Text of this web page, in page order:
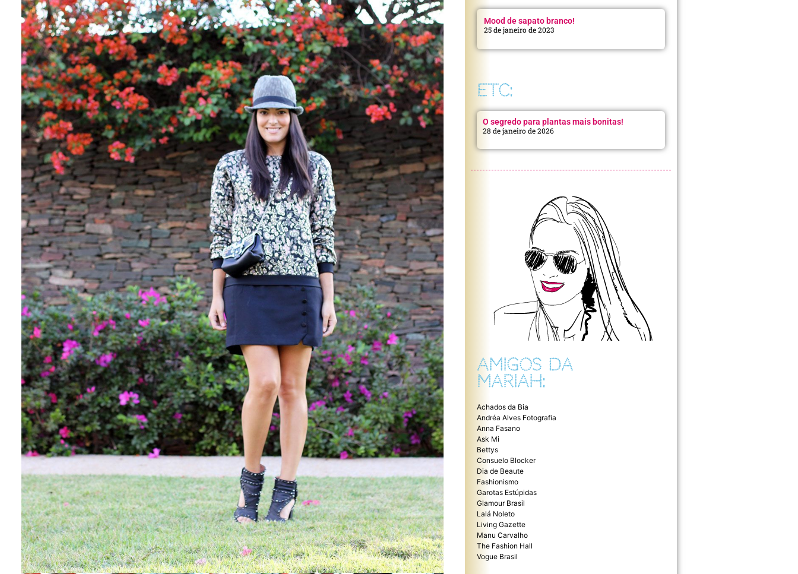
Mood de sapato branco!
25 de janeiro de 2023
ETC:
O segredo para plantas mais bonitas!
28 de janeiro de 2026
AMIGOS DA
MARIAH:
Achados da Bia
Andréa Alves Fotografia
Anna Fasano
Ask Mi
Bettys
Consuelo Blocker
Dia de Beaute
Fashionismo
Garotas Estúpidas
Glamour Brasil
Lalá Noleto
Living Gazette
Manu Carvalho
The Fashion Hall
Vogue Brasil